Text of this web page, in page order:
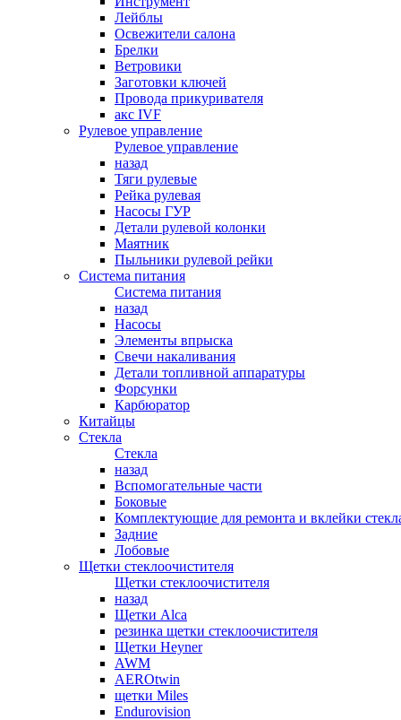
Лейблы
Освежители салона
Брелки
Ветровики
Заготовки ключей
Провода прикуривателя
акс IVF
Рулевое управление
Рулевое управление
назад
Тяги рулевые
Рейка рулевая
Насосы ГУР
Детали рулевой колонки
Маятник
Пыльники рулевой рейки
Система питания
Система питания
назад
Насосы
Элементы впрыска
Свечи накаливания
Детали топливной аппаратуры
Форсунки
Карбюратор
Китайцы
Стекла
Стекла
назад
Вспомогательные части
Боковые
Комплектующие для ремонта и вклейки
Задние
Лобовые
Щетки стеклоочистителя
Щетки стеклоочистителя
назад
Щетки Alca
резинка щетки стеклоочистителя
Щетки Heyner
AWM
AEROtwin
щетки Miles
Endurovision